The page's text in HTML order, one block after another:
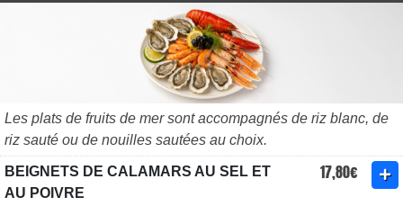
Les plats de fruits de mer sont accompagnés de riz blanc, de
riz sauté ou de nouilles sautées au choix.
BEIGNETS DE CALAMARS AU SEL ET
AU POIVRE
17,80€